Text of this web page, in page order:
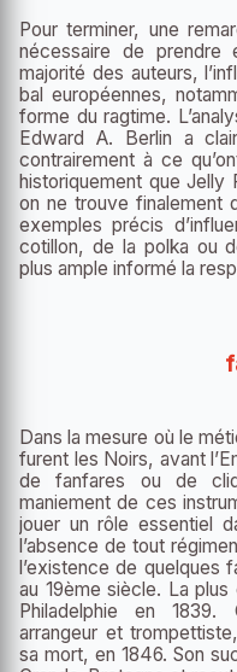
Pour terminer, une
nécessaire de prendre
majorité des auteurs,
bal européennes,
forme du ragtime.
Edward A. Berlin a
contrairement à ce
historiquement que Jelly
on ne trouve finalement
exemples précis
cotillon, de la polka ou
plus ample informé la
Dans la mesure où le
furent les Noirs, avant
de fanfares ou de
maniement de ces
jouer un rôle essentiel
l’absence de tout
l’existence de quelques
au 19ème siècle. La plus
Philadelphie en 1839.
arrangeur et
sa mort, en 1846. Son